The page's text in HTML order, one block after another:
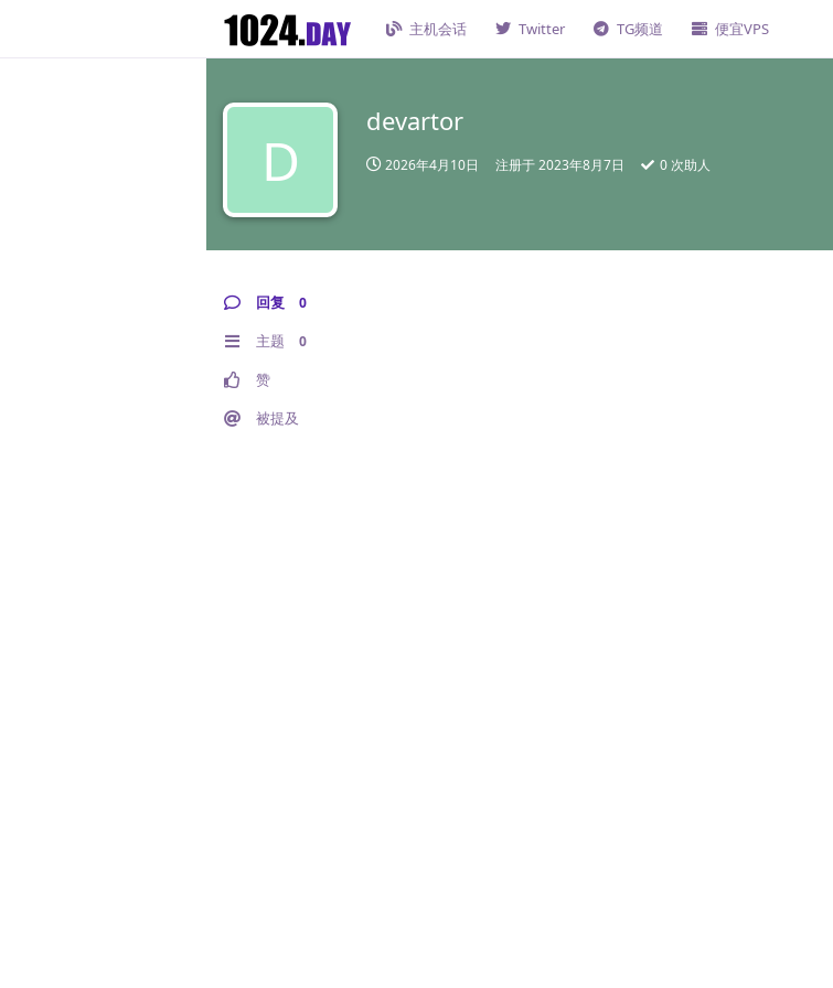
主机会话 Twitter TG频道 便宜VPS
D
devartor
2026年4月10日 注册于2023年8月7日 0 次助人
回复 0
主题 0
赞
被提及